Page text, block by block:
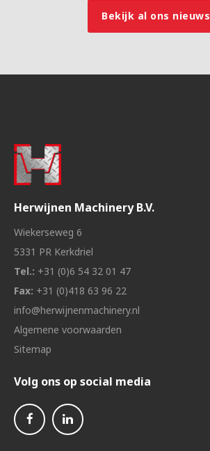
Bekijk al ons nieuws
Herwijnen Machinery B.V.
Wiekerseweg 6
5331 PR Kerkdriel
Tel.: +31 (0)6 54 32 01 47
Fax: +31 (0)418 63 96 22
info@herwijnenmachinery.nl
Algemene voorwaarden
Sitemap
Volg ons op social media